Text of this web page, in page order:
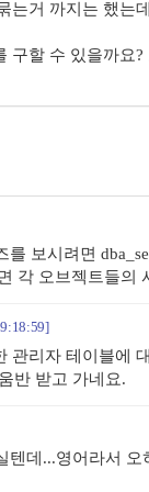
는거 까지는 했는
구할 수 있을까요
보시려면
각 오브젝트들의
관리자 테이블에
반 받고 가네요.
텐데...영어라서